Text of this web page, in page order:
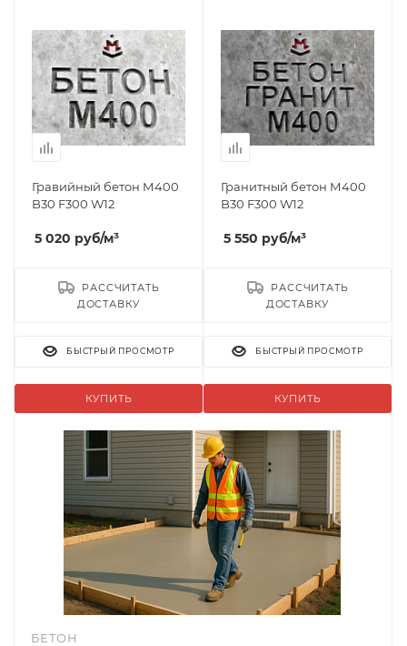
Гравийный бетон М400
B30 F300 W12
5 020 руб/м³
КУПИТЬ
РАССЧИТАТЬ
ДОСТАВКУ
БЫСТРЫЙ ПРОСМОТР
Гранитный бетон М400
B30 F300 W12
5 550 руб/м³
КУПИТЬ
РАССЧИТАТЬ
ДОСТАВКУ
БЫСТРЫЙ ПРОСМОТР
БЕТОН